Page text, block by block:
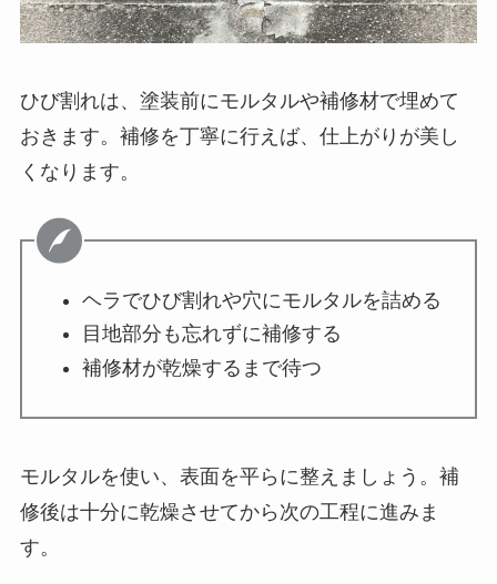
ひび割れは、塗装前にモルタルや補修材で埋めて
おきます。補修を丁寧に行えば、仕上がりが美し
くなります。
ヘラでひび割れや穴にモルタルを詰める
目地部分も忘れずに補修する
補修材が乾燥するまで待つ
モルタルを使い、表面を平らに整えましょう。補
修後は十分に乾燥させてから次の工程に進みま
す。